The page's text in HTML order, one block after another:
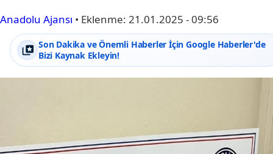
Anadolu Ajansı • Eklenme: 21.01.2025 - 09:56
Son Dakika ve Önemli Haberler İçin Google Haberler'de
Bizi Kaynak Ekleyin!